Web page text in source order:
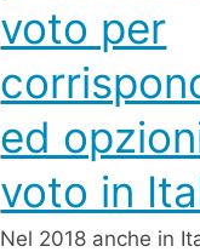
voto per
ed
voto in
Nel 2018 anche in